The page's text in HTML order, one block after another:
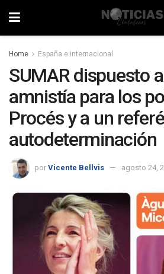
Home España e internacional
SUMAR dispuesto
amnistía para los
Procés y a un
autodeterminación
por Vicente Bellvis agosto 24,